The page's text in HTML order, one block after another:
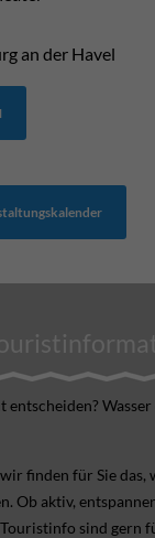
an der Havel
ent­scheiden?
finden für Sie das,
Ob aktiv,
sind gern